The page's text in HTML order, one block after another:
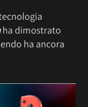
ha dimostrato
ha ancora